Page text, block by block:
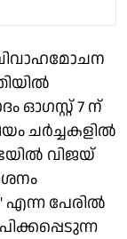
7 ന്
ചർച്ചകളിൽ
വിജയ്
എന്ന പേരിൽ